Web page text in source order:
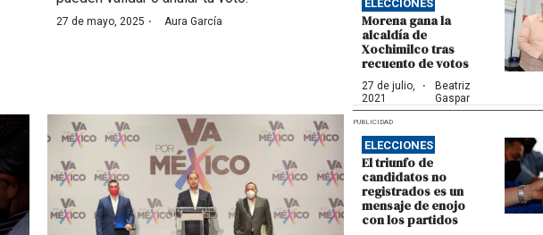
27 de mayo, 2025 · Aura García
Morena gana la
alcaldía de
Xochimilco tras
recuento de votos
27 de julio,
2021
·
Beatriz
Gaspar
PUBLICIDAD
ELECCIONES
El triunfo de
candidatos no
registrados es un
mensaje de enojo
con los partidos